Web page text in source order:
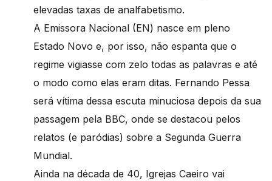
elevadas taxas de analfabetismo.
A Emissora Nacional (EN) nasce em pleno
Estado Novo e, por isso, não espanta que o
regime vigiasse com zelo todas as palavras e até
o modo como elas eram ditas. Fernando Pessa
será vítima dessa escuta minuciosa depois da sua
passagem pela BBC, onde se destacou pelos
relatos (e paródias) sobre a Segunda Guerra
Mundial.
Ainda na década de 40, Igrejas Caeiro vai